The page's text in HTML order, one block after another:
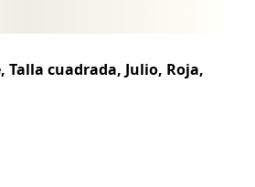
cuadrada, Julio, Roja,